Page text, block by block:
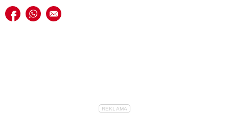
Udostępnij na facebook
Udostępnij na whatsapp
E-mail do przyjaciela